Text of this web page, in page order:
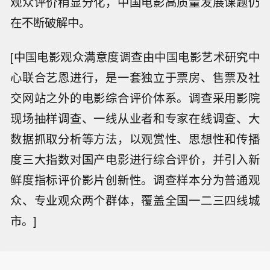
在不断破解中。
[中国电影观众满意度调查由中国电影艺术研究中
心联合艺恩进行，是一套独立于票房、售票及社
交网站之外的电影综合评价体系。调查采用影院
现场抽样调查、一线从业者和专家在线调查、大
数据抓取分析等方法，以观赏性、思想性和传播
度三大指数对国产电影进行综合评价，并引入新
鲜度指标评价影片创新性。调查样本分为普通观
众、专业观众两个群体，覆盖全国一二三四线城
市。]